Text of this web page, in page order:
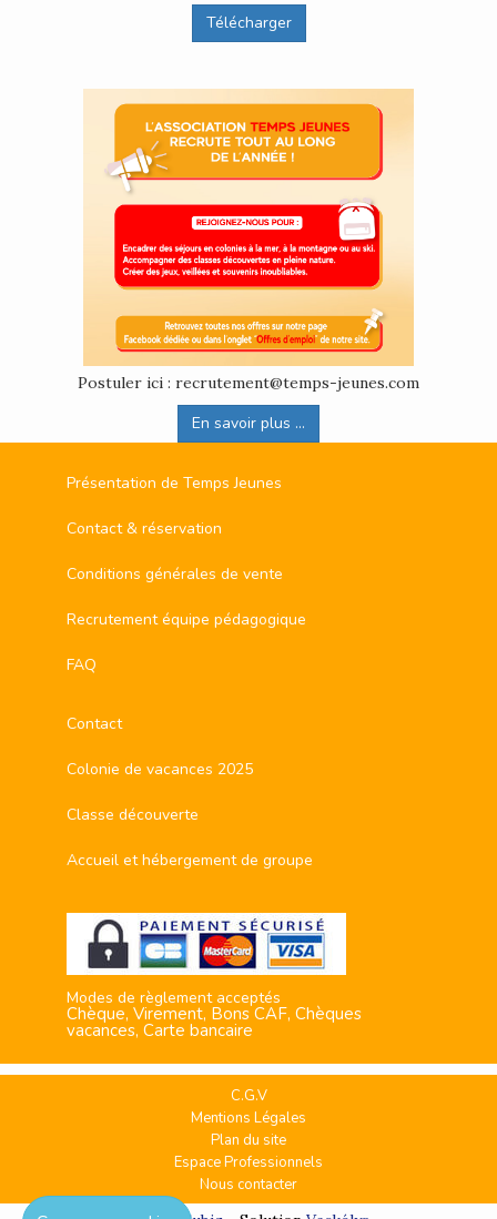
Télécharger
Postuler ici : recrutement@temps-jeunes.com
En savoir plus ...
Présentation de Temps Jeunes
Contact & réservation
Conditions générales de vente
Recrutement équipe pédagogique
FAQ
Contact
Colonie de vacances 2025
Classe découverte
Accueil et hébergement de groupe
Modes de règlement acceptés
Chèque, Virement, Bons CAF, Chèques
vacances, Carte bancaire
C.G.V
Mentions Légales
Plan du site
Espace Professionnels
Nous contacter